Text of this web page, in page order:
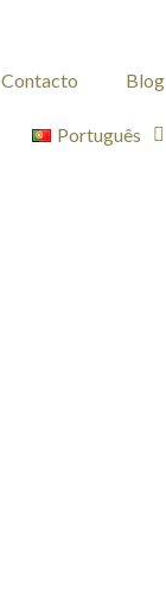
Contacto Blog
Português